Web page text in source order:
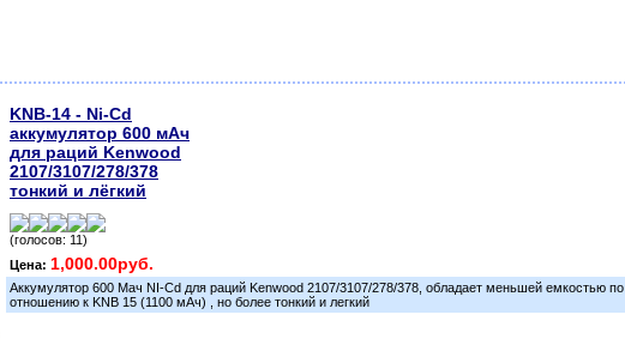
KNB-14 - Ni-Cd
аккумулятор 600 мАч
для раций Kenwood
2107/3107/278/378
тонкий и лёгкий
(голосов: 11)
Цена: 1,000.00руб.
Аккумулятор 600 Мач NI-Cd для раций Kenwood 2107/3107/278/378, обладает меньшей емкостью по
отношению к KNB 15 (1100 мАч) , но более тонкий и легкий